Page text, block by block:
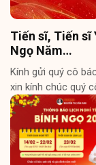
Tiến sĩ, Tiến sĩ
Ngọ Năm…
Kính gửi quý cô
xin kính chúc quý